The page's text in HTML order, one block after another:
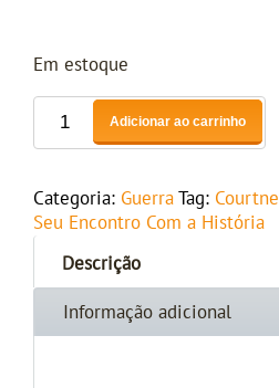
Em estoque
Adicionar ao carrinho
Categoria: Guerra Tag:
Seu Encontro Com a História
Descrição
Informação adicional